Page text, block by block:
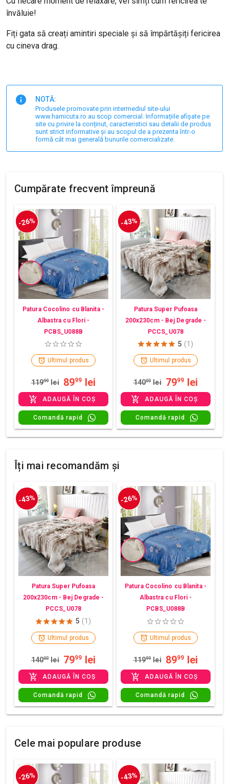
învăluie!
Fiți gata să creați amintiri speciale și să împărtășiți fericirea
cu cineva drag.
NOTĂ:
Produsele promovate prin intermediul site-ului
www.harnicuta.ro au scop comercial. Informațiile afișate pe
site cu privire la conținut, caracteristici sau detalii de produs
sunt strict informative și au scopul de a prezenta într-o
formă cât mai generală bunurile comercializate.
Cumpărate frecvent împreună
-26%
Patura Cocolino cu Blanita -
Albastra cu Flori -
PCBS_U088B
Ultimul produs
11999 lei 8999 lei
ADAUGĂ ÎN COȘ
Comandă rapid
-43%
Patura Super Pufoasa
200x230cm - Bej Degrade -
PCCS_U078
5 (1)
Ultimul produs
14000 lei 7999 lei
ADAUGĂ ÎN COȘ
Comandă rapid
Îți mai recomandăm și
-43%
Patura Super Pufoasa
200x230cm - Bej Degrade -
PCCS_U078
5 (1)
Ultimul produs
14000 lei 7999 lei
ADAUGĂ ÎN COȘ
Comandă rapid
-26%
Patura Cocolino cu Blanita -
Albastra cu Flori -
PCBS_U088B
Ultimul produs
11999 lei 8999 lei
ADAUGĂ ÎN COȘ
Comandă rapid
Cele mai populare produse
-26% -43%